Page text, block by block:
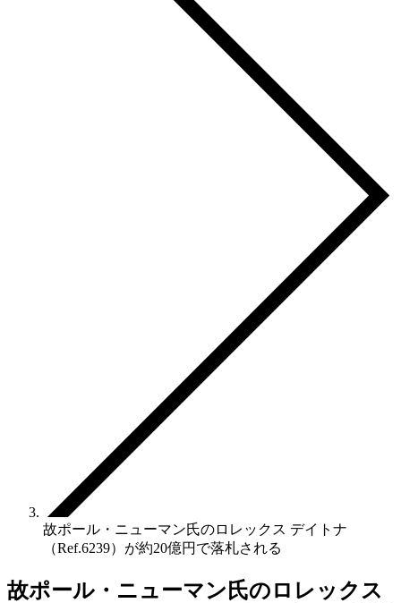
故ポール・ニューマン氏のロレックス デイトナ
（Ref.6239）が約20億円で落札される
故ポール・ニューマン氏のロレックス